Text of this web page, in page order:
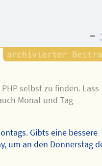
–
selbst zu finden. Lass
Monat und Tag
Gibts eine bessere
um an den Donnerstag